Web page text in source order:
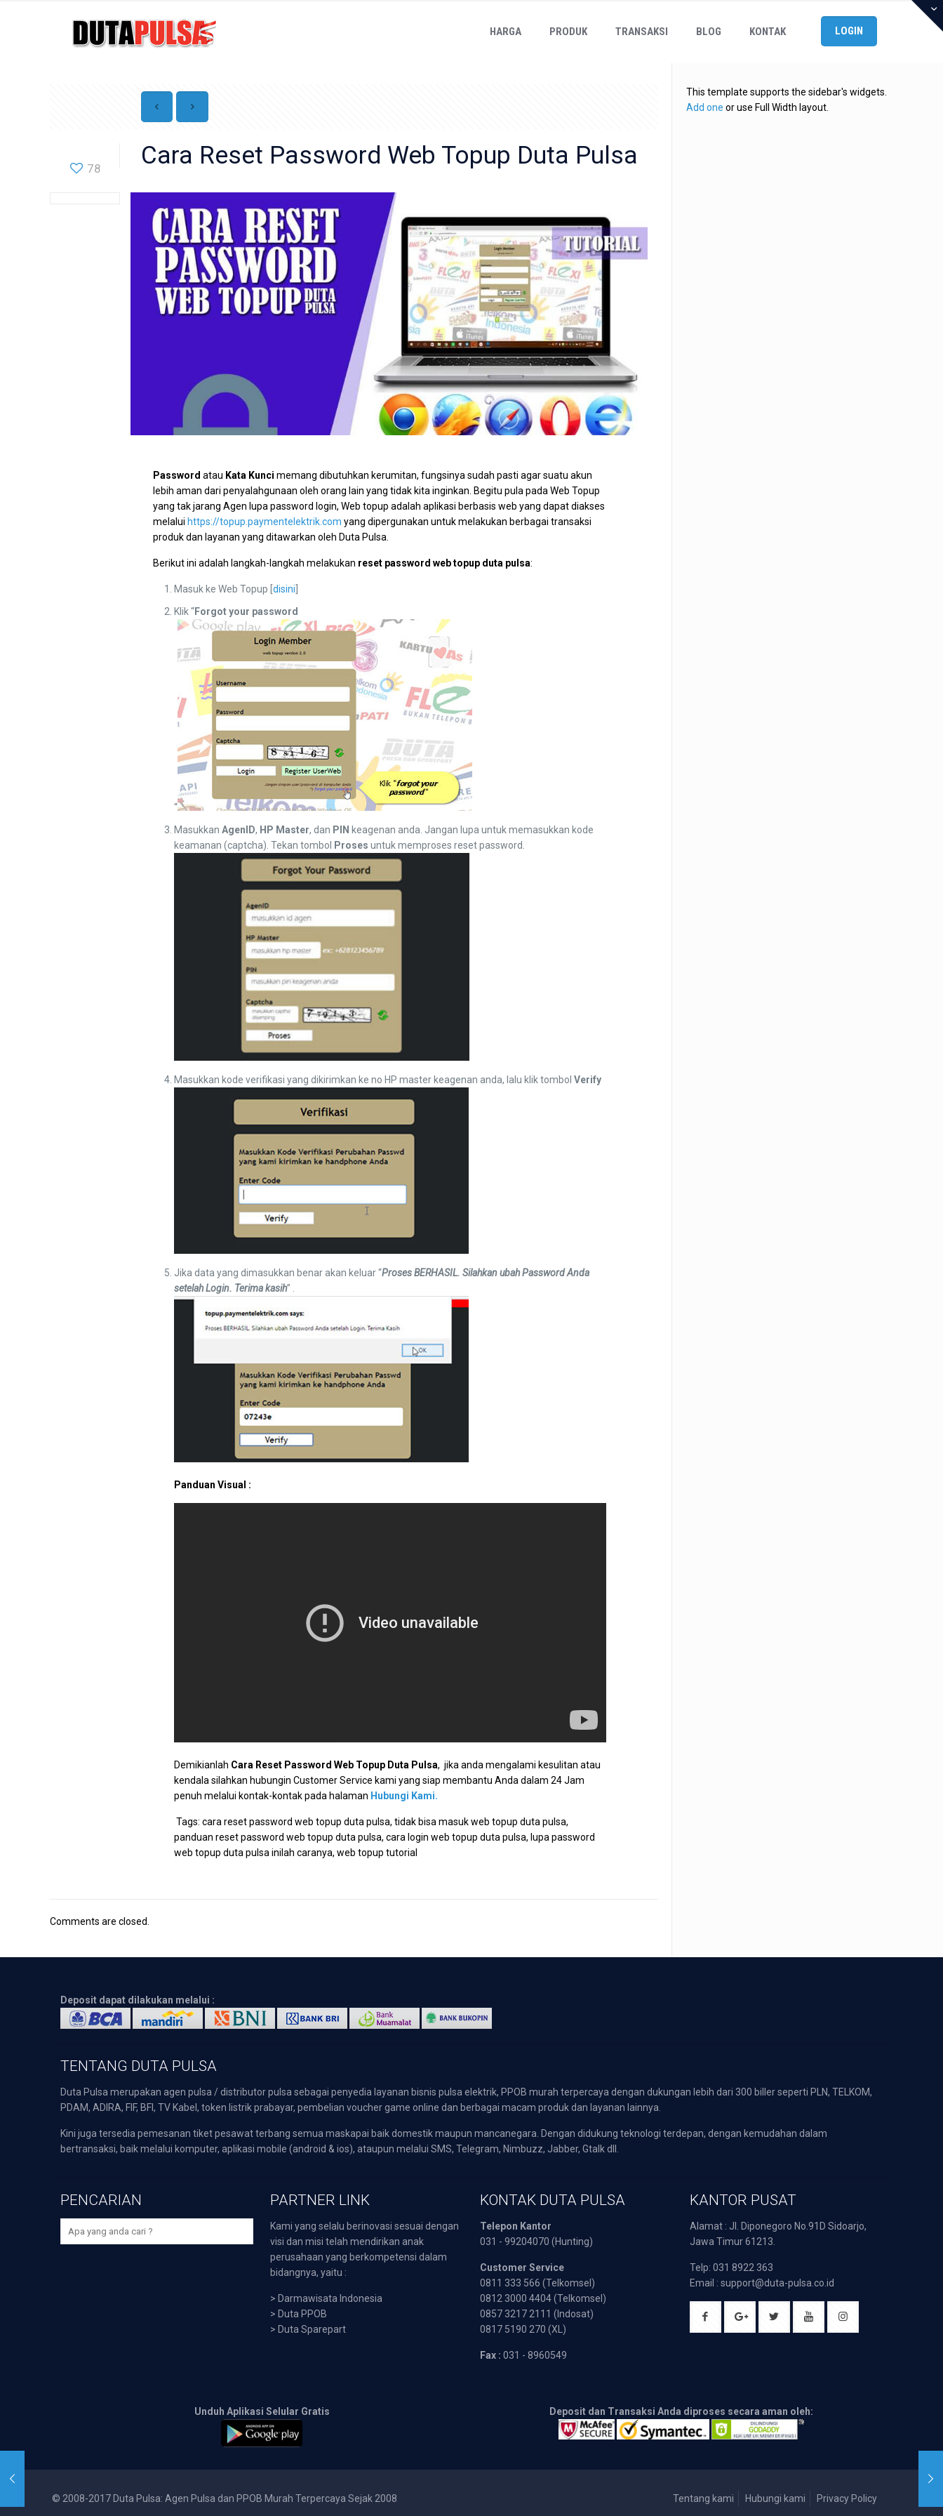
HARGA PRODUK TRANSAKSI BLOG KONTAK LOGIN
78 Cara Reset Password Web Topup Duta Pulsa
Password atau Kata Kunci memang dibutuhkan kerumitan, fungsinya sudah pasti agar suatu akun
lebih aman dari penyalahgunaan oleh orang lain yang tidak kita inginkan. Begitu pula pada Web Topup
yang tak jarang Agen lupa password login, Web topup adalah aplikasi berbasis web yang dapat diakses
melalui https://topup.paymentelektrik.com yang dipergunakan untuk melakukan berbagai transaksi
produk dan layanan yang ditawarkan oleh Duta Pulsa.
Berikut ini adalah langkah-langkah melakukan reset password web topup duta pulsa:
Masuk ke Web Topup [disini
Klik “Forgot your password
“
MasukkanAgenID, HP Master, dan PIN keagenan anda. Jangan lupa untuk memasukkan kode
keamanan (captcha). Tekan tombol
Prosesuntuk memproses reset password.
Masukkan kode verifikasi yang dikirimkan ke no HP master keagenan anda, lalu klik tombolVerify
Jika data yang dimasukkan benar akan keluar “Proses BERHASIL. Silahkan ubah Password Anda
setelah Login. Terima kasih” .
Panduan Visual :
Demikianlah Cara Reset Password Web Topup Duta Pulsa, jika anda mengalami kesulitan atau
kendala silahkan hubungin Customer Service kami yang siap membantu Anda dalam 24 Jam
penuh melalui kontak-kontak pada halaman Hubungi Kami.
Tags: cara reset password web topup duta pulsa, tidak bisa masuk web topup duta pulsa,
panduan reset password web topup duta pulsa, cara login web topup duta pulsa, lupa password
web topup duta pulsa inilah caranya, web topup tutorial
Comments are closed.
This template supports the sidebar's widgets.
Add one or use Full Width layout.
Deposit dapat dilakukan melalui :
TENTANG DUTA PULSA
Duta Pulsa merupakan agen pulsa / distributor pulsa sebagai penyedia layanan bisnis pulsa elektrik, PPOB murah terpercaya dengan dukungan lebih dari 300 biller seperti PLN, TELKOM,
PDAM, ADIRA, FIF, BFI, TV Kabel, token listrik prabayar, pembelian voucher game online dan berbagai macam produk dan layanan lainnya.
Kini juga tersedia pemesanan tiket pesawat terbang semua maskapai baik domestik maupun mancanegara. Dengan didukung teknologi terdepan, dengan kemudahan dalam
bertransaksi, baik melalui komputer, aplikasi mobile (android & ios), ataupun melalui SMS, Telegram, Nimbuzz, Jabber, Gtalk dll.
PENCARIAN PARTNER LINK
Kami yang selalu berinovasi sesuai dengan
visi dan misi telah mendirikan anak
perusahaan yang berkompetensi dalam
bidangnya, yaitu :
> Darmawisata Indonesia
> Duta PPOB
> Duta Sparepart
KONTAK DUTA PULSA
Telepon Kantor
031 - 99204070 (Hunting)
Customer Service
0811 333 566 (Telkomsel)
0812 3000 4404 (Telkomsel)
0857 3217 2111 (Indosat)
0817 5190 270 (XL)
Fax : 031 - 8960549
KANTOR PUSAT
Alamat : Jl. Diponegoro No.91D Sidoarjo,
Jawa Timur 61213.
Telp: 031 8922 363
Email : support@duta-pulsa.co.id
Unduh Aplikasi Selular Gratis Deposit dan Transaksi Anda diproses secara aman oleh:
© 2008-2017 Duta Pulsa: Agen Pulsa dan PPOB Murah Terpercaya Sejak 2008 Tentang kami Hubungi kami Privacy Policy